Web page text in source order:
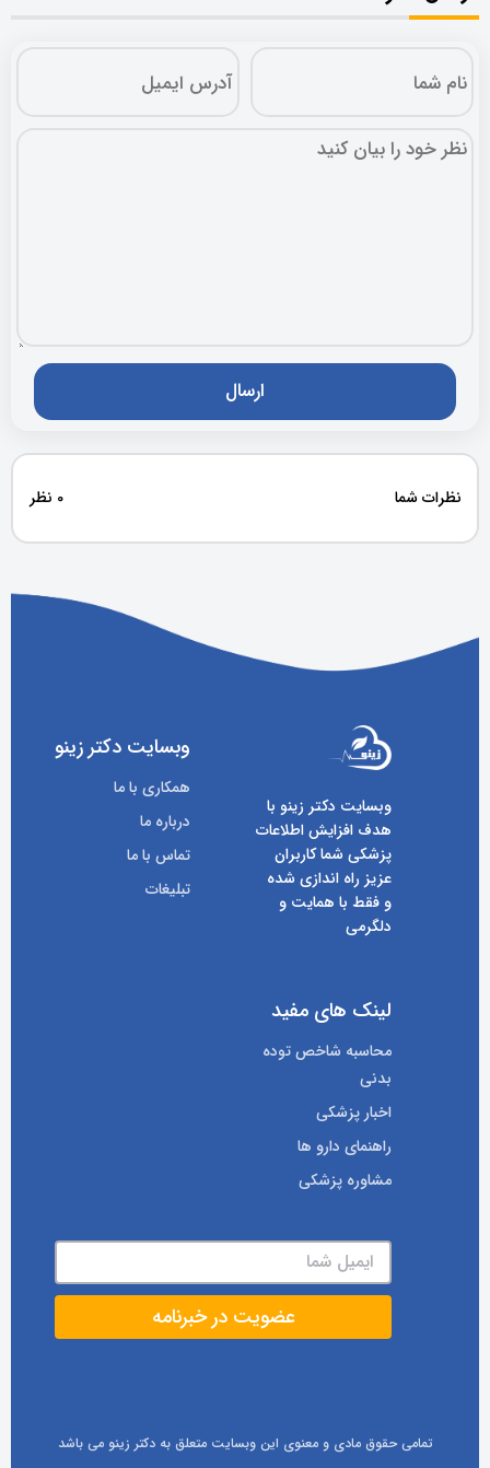
نظرات شما 0 نظر
وبسایت دکتر زینو با
هدف افزایش اطلاعات
پزشکی شما کاربران
عزیز راه اندازی شده
و فقط با همایت و
دلگرمی
وبسایت دکتر زینو
همکاری با ما
درباره ما
تماس با ما
تبلیغات
لینک های مفید
محاسبه شاخص توده
بدنی
اخبار پزشکی
راهنمای دارو ها
مشاوره پزشکی
تمامی حقوق مادی و معنوی این وبسایت متعلق به دکتر زینو می باشد